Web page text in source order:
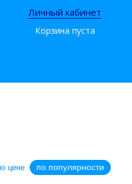
Личный кабинет
Корзина пуста
цене по популярности